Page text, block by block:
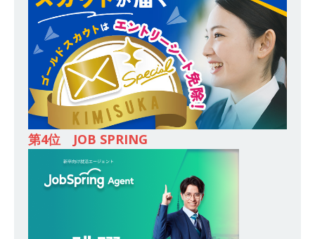
体育会積極採用企業
[ 2026年5月13日 ] 【 28卒 ｜ 建築プロセスの一
部を体験できるイベント開催 】香川・大阪勤務
｜ 四国・関東エリアで圧倒的な存在感を誇る総
合建設会社（ゼネコン） ｜ 充実の福利厚生・資
格手当・資格取得支援制度あり ｜ 年間休日123
日 ｜ 創立以来74年間黒字経営 ｜ 合田工務店
[ 2026年5月12日 ] 【 28卒 ｜ 愛知勤務・転勤な
し 】 自動車生産に欠かせない部品を独自のノウ
第4位 JOB SPRING